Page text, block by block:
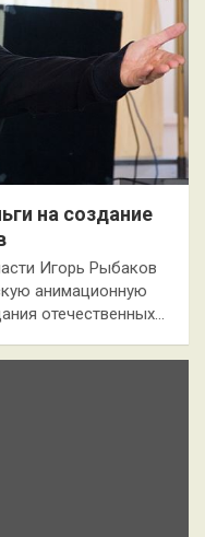
на создание
Игорь Рыбаков
анимационную
отечественных…